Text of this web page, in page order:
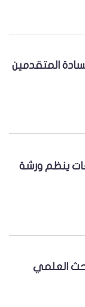
المتقدمين
ينظم ورشة
العلمي